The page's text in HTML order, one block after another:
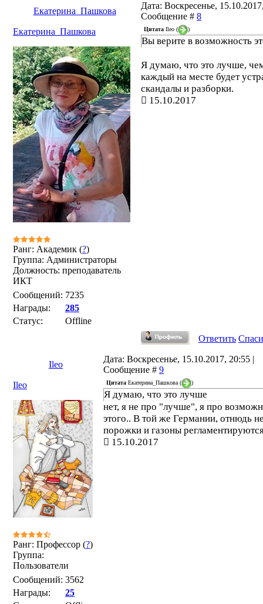
Екатерина_Пашкова
Дата: Воскресенье,
Сообщение # 8
Екатерина_Пашкова
Ранг: Академик (?)
Группа: Администраторы
Должность: преподаватель
ИКТ
Сообщений: 7235
Награды:
285
Статус:
Offline
Цитата Ileo ( )
Вы верите в возможность
Я думаю, что это лучше,
каждый на месте будет
скандалы и разборки.
15.10.2017
Ответить
Ileo
Дата: Воскресенье, 15.10.2017, 20:55 |
Сообщение # 9
Ileo
Ранг: Профессор (?)
Группа:
Пользователи
Сообщений: 3562
Награды:
25
Цитата Екатерина_Пашкова ( )
Я думаю, что это лучше
нет, я не про "лучше", я про
этого.. В той же Германии, отнюдь
порожки и газоны
15.10.2017